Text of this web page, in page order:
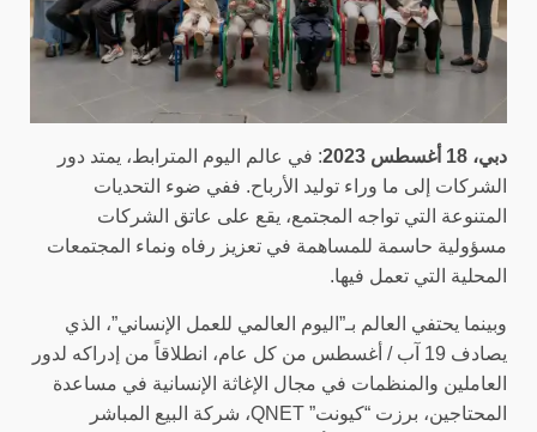
دبي، 18 أغسطس 2023
: في عالم اليوم المترابط، يمتد دور
الشركات إلى ما وراء توليد الأرباح. ففي ضوء التحديات
المتنوعة التي تواجه المجتمع، يقع على عاتق الشركات
مسؤولية حاسمة للمساهمة في تعزيز رفاه ونماء المجتمعات
المحلية التي تعمل فيها.
وبينما يحتفي العالم بـ”اليوم العالمي للعمل الإنساني”، الذي
يصادف 19 آب / أغسطس من كل عام، انطلاقاً من إدراكه لدور
العاملين والمنظمات في مجال الإغاثة الإنسانية في مساعدة
المحتاجين، برزت “كيونت” QNET، شركة البيع المباشر